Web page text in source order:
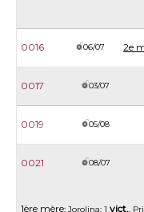
0016 06/07 2e
0017 03/07
0019 05/08
0021 08/07
1ère mère: Jorolina: 1 vict.,